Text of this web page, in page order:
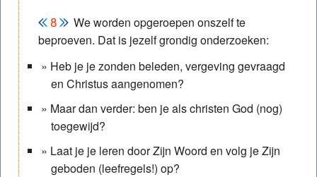
We worden opgeroepen onszelf te
beproeven. Dat is jezelf grondig onderzoeken:
Heb je je zonden beleden, vergeving gevraagd
en Christus aangenomen?
Maar dan verder: ben je als christen God (nog)
toegewijd?
Laat je je leren door Zijn Woord en volg je Zijn
geboden (leefregels!) op?